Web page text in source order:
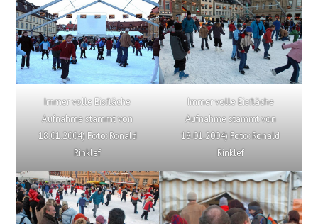
Immer volle Eisfläche
Aufnahme stammt von
18.01.2004) Foto: Ronald
Rinklef
Immer volle Eisfläche
Aufnahme stammt von
18.01.2004) Foto: Ronald
Rinklef